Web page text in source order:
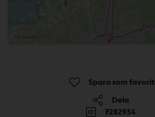
Spara som favorit
Dela
7282934